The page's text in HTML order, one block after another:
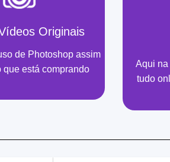
Originais
de Photoshop assim
que está comprando
Aqui
tudo